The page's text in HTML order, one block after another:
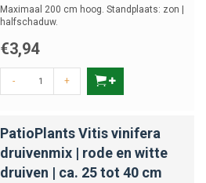
Maximaal 200 cm hoog. Standplaats: zon |
halfschaduw.
€3,94
- +
PatioPlants Vitis vinifera
druivenmix | rode en witte
druiven | ca. 25 tot 40 cm